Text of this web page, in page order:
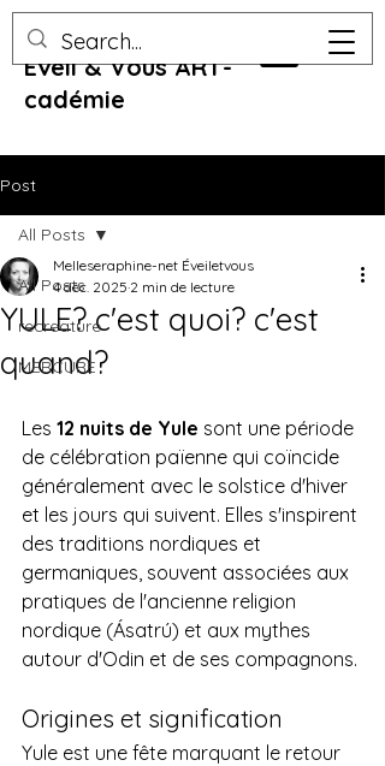
Eveil & Vous ART-
cadémie
Post
All Posts
recreature
MERCURE
All Posts
YULE? c'est quoi? c'est
quand?
Melleseraphine-net Éveiletvous
4 déc. 2025 2 min de lecture
Les 12 nuits de Yule sont une période
de célébration païenne qui coïncide
généralement avec le solstice d'hiver
et les jours qui suivent. Elles s'inspirent
des traditions nordiques et
germaniques, souvent associées aux
pratiques de l'ancienne religion
nordique (Ásatrú) et aux mythes
autour d'Odin et de ses compagnons.
Origines et signification
Yule est une fête marquant le retour